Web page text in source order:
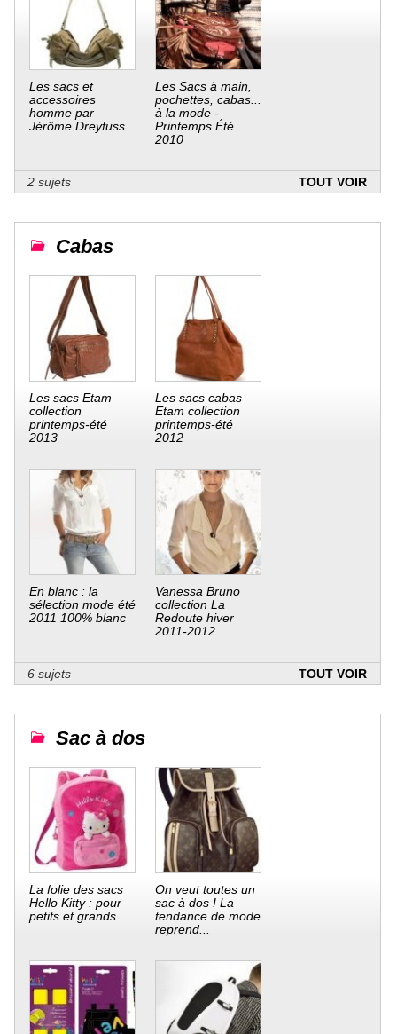
Les sacs et
accessoires
homme par
Jérôme Dreyfuss
Les Sacs à main,
pochettes, cabas...
à la mode -
Printemps Été
2010
2 sujets TOUT VOIR
Cabas
Les sacs Etam
collection
printemps-été
2013
Les sacs cabas
Etam collection
printemps-été
2012
En blanc : la
sélection mode été
2011 100% blanc
Vanessa Bruno
collection La
Redoute hiver
2011-2012
6 sujets TOUT VOIR
Sac à dos
La folie des sacs
Hello Kitty : pour
petits et grands
On veut toutes un
sac à dos ! La
tendance de mode
reprend...